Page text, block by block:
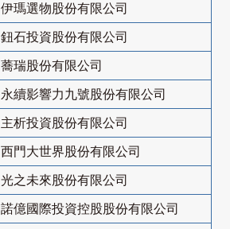
伊瑪選物股份有限公司
鈕石投資股份有限公司
蕎瑞股份有限公司
永續影響力九號股份有限公司
主析投資股份有限公司
西門大世界股份有限公司
光之未來股份有限公司
諾億國際投資控股股份有限公司